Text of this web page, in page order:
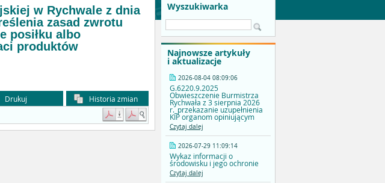
Wyszukiwarka
Najnowsze artykuły
i aktualizacje
2026-08-04 08:09:06
G.6220.9.2025
Obwieszczenie Burmistrza
Rychwała z 3 sierpnia 2026
r._przekazanie uzupełnienia
KIP organom opiniującym
Czytaj dalej
2026-07-29 11:09:14
Wykaz informacji o
środowisku i jego ochronie
Czytaj dalej
w Rychwale z dnia
zasad zwrotu
posiłku albo
produktów
Drukuj
Historia zmian